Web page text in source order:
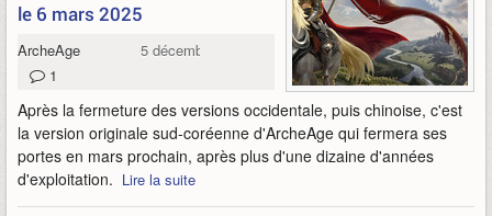
le 6 mars 2025
ArcheAge
5 décembre 2024
1
Après la fermeture des versions occidentale, puis chinoise, c'est
la version originale sud-coréenne d'ArcheAge qui fermera ses
portes en mars prochain, après plus d'une dizaine d'années
d'exploitation. Lire la suite